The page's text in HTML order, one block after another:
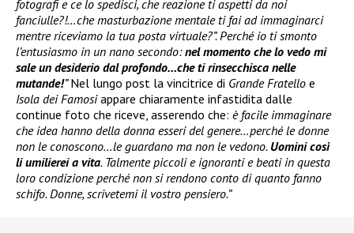
fotografi e ce lo spedisci, che reazione ti aspetti da noi
fanciulle?!…che masturbazione mentale ti fai ad immaginarci
mentre riceviamo la tua posta virtuale?”. Perché io ti smonto
l’entusiasmo in un nano secondo:nel momento che lo vedo mi
sale un desiderio dal profondo…che ti rinsecchisca nelle
mutande!”Nel lungo post la vincitrice di Grande Fratello e
Isola dei Famosiappare chiaramente infastidita dalle
continue foto che riceve, asserendo che: è facile immaginare
che idea hanno della donna esseri del genere…perché le donne
non le conoscono…le guardano ma non le vedono. Uomini così
li umilierei a vita. Talmente piccoli e ignoranti e beati in questa
loro condizione perché non si rendono conto di quanto fanno
schifo. Donne, scrivetemi il vostro pensiero.”